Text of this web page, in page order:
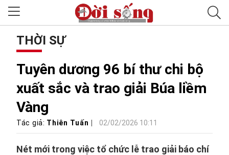
THỜI SỰ
Tuyên dương 96 bí thư chi bộ
xuất sắc và trao giải Búa liềm
Vàng
Tác giả: Thiên Tuấn 02/02/2026 10:11
Nét mới trong việc tổ chức lễ trao giải báo chí